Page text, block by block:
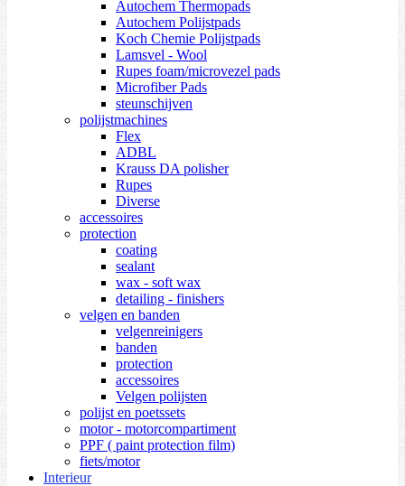
Autochem Thermopads
Autochem Polijstpads
Koch Chemie Polijstpads
Lamsvel - Wool
Rupes foam/microvezel pads
Microfiber Pads
steunschijven
polijstmachines
Flex
ADBL
Krauss DA polisher
Rupes
Diverse
accessoires
protection
coating
sealant
wax - soft wax
detailing - finishers
velgen en banden
velgenreinigers
banden
protection
accessoires
Velgen polijsten
polijst en poetssets
motor - motorcompartiment
PPF ( paint protection film)
fiets/motor
Interieur